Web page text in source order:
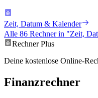
Zeit, Datum & Kalender
Alle 86 Rechner in "Zeit,
Rechner Plus
Deine kostenlose Online-
Finanzrechner